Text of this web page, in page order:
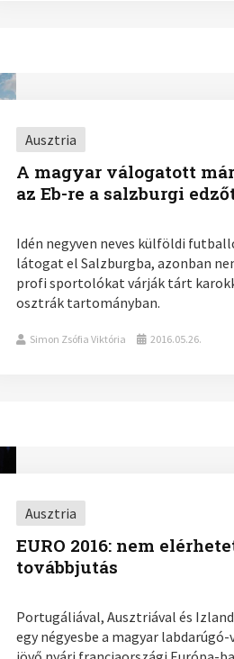
Ausztria
A magyar válogatott
az Eb-re a salzburgi
Idén negyven neves külföldi
látogat el Salzburgba, azonban
profi sportolókat várják tárt
osztrák tartományban.
Simon Zsófia Viktória 2016.05.26.
Ausztria
EURO 2016: nem
továbbjutás
Portugáliával, Ausztriával és
egy négyesbe a magyar